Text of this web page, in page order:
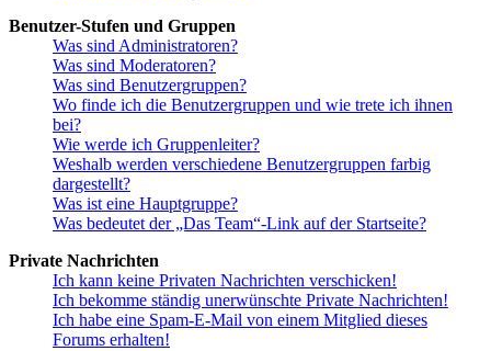
Benutzer-Stufen und Gruppen
Was sind Administratoren?
Was sind Moderatoren?
Was sind Benutzergruppen?
Wo finde ich die Benutzergruppen und wie trete ich ihnen
bei?
Wie werde ich Gruppenleiter?
Weshalb werden verschiedene Benutzergruppen farbig
dargestellt?
Was ist eine Hauptgruppe?
Was bedeutet der „Das Team“-Link auf der Startseite?
Private Nachrichten
Ich kann keine Privaten Nachrichten verschicken!
Ich bekomme ständig unerwünschte Private Nachrichten!
Ich habe eine Spam-E-Mail von einem Mitglied dieses
Forums erhalten!